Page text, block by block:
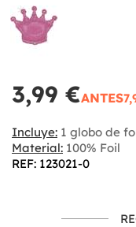
3,99 €ANTES
Incluye: 1 globo de
Material: 100% Foil
REF: 123021-0